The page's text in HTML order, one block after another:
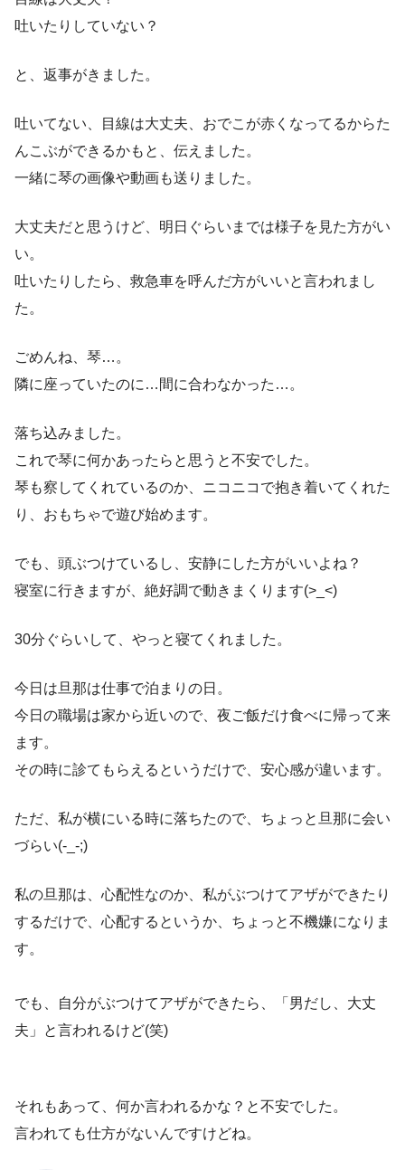
吐いたりしていない？
と、返事がきました。
吐いてない、目線は大丈夫、おでこが赤くなってるからた
んこぶができるかもと、伝えました。
一緒に琴の画像や動画も送りました。
大丈夫だと思うけど、明日ぐらいまでは様子を見た方がい
い。
吐いたりしたら、救急車を呼んだ方がいいと言われまし
た。
ごめんね、琴…。
隣に座っていたのに…間に合わなかった…。
落ち込みました。
これで琴に何かあったらと思うと不安でした。
琴も察してくれているのか、ニコニコで抱き着いてくれた
り、おもちゃで遊び始めます。
でも、頭ぶつけているし、安静にした方がいいよね？
寝室に行きますが、絶好調で動きまくります(>_<)
30分ぐらいして、やっと寝てくれました。
今日は旦那は仕事で泊まりの日。
今日の職場は家から近いので、夜ご飯だけ食べに帰って来
ます。
その時に診てもらえるというだけで、安心感が違います。
ただ、私が横にいる時に落ちたので、ちょっと旦那に会い
づらい(-_-;)
私の旦那は、心配性なのか、私がぶつけてアザができたり
するだけで、心配するというか、ちょっと不機嫌になりま
す。
でも、自分がぶつけてアザができたら、「男だし、大丈
夫」と言われるけど(笑)
それもあって、何か言われるかな？と不安でした。
言われても仕方がないんですけどね。